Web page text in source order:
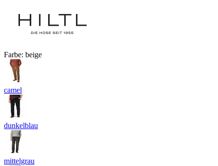
Farbe: beige
camel
dunkelblau
mittelgrau